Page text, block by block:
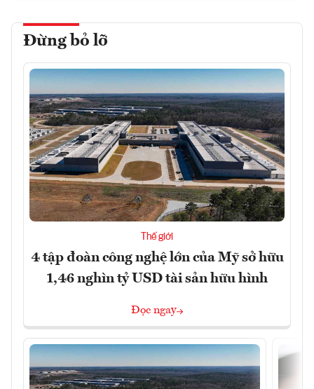
Đừng bỏ lỡ
Thế giới
4 tập đoàn công nghệ lớn của Mỹ sở hữu
1,46 nghìn tỷ USD tài sản hữu hình
Đọc ngay